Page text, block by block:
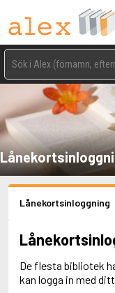
Lånekortsinloggning
De flesta bibliotek
kan logga in med